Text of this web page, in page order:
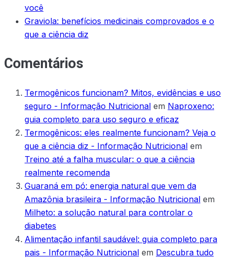
você
Graviola: benefícios medicinais comprovados e o
que a ciência diz
Comentários
Termogênicos funcionam? Mitos, evidências e uso
seguro - Informação Nutricional em Naproxeno:
guia completo para uso seguro e eficaz
Termogênicos: eles realmente funcionam? Veja o
que a ciência diz - Informação Nutricional em
Treino até a falha muscular: o que a ciência
realmente recomenda
Guaraná em pó: energia natural que vem da
Amazônia brasileira - Informação Nutricional em
Milheto: a solução natural para controlar o
diabetes
Alimentação infantil saudável: guia completo para
pais - Informação Nutricional em Descubra tudo